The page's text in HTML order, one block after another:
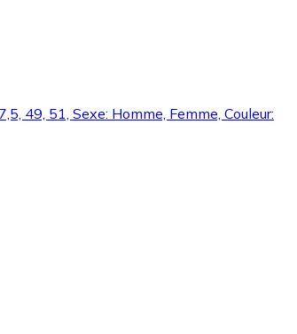
49, 51, Sexe: Homme, Femme, Couleur: